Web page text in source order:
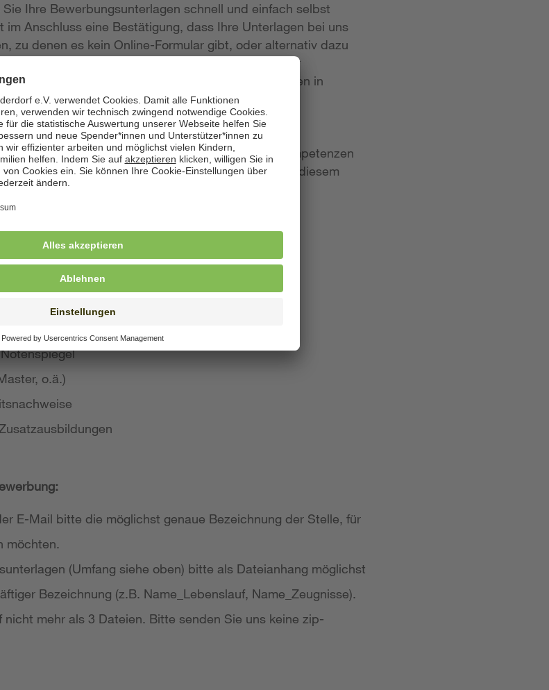
Ihre Bewerbungsunterlagen schnell und einfach selbst
Anschluss eine Bestätigung, dass Ihre Unterlagen bei uns
zu denen es kein Online-Formular gibt, oder alternativ dazu
zukommen lassen; die E-Mail-Adresse ist in der
Natürlich nehmen wir weiterhin auch Bewerbungen in
von Ihrer Person, Ihren Fähigkeiten und Kompetenzen
auf aussagekräftige Bewerbungsunterlagen. Aus diesem
abzusehen.
umfassen:
Inhalten
mit Notenspiegel
o.ä.)
E-Mail bitte die möglichst genaue Bezeichnung der Stelle, für
möchten.
(Umfang siehe oben) bitte als Dateianhang möglichst
Bezeichnung (z.B. Name_Lebenslauf, Name_Zeugnisse).
nicht mehr als 3 Dateien. Bitte senden Sie uns keine zip-